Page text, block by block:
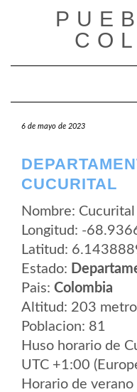
6 de mayo de 2023
CUCURITAL
Nombre: Cucurital
Longitud: -
Latitud:
Estado:
Pais: Colombia
Altitud: 203
Poblacion: 81
Huso horario de
UTC +1:00
Horario de